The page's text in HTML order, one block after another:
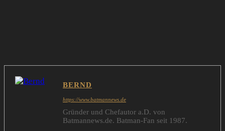
BERND
https://www.batmannews.de
Gründer und Chefautor a.D. von
Batmannews.de. Batman-Fan seit 1987.